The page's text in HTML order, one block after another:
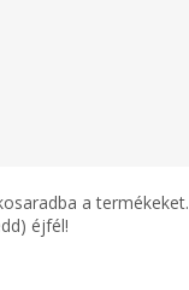
a termékeket.
éjfél!